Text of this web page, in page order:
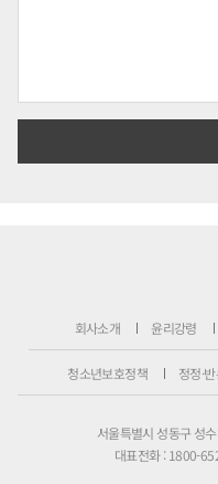
회사소개 윤리강령
청소년보호정책 정정·
서울특별시 성동구 성
대표전화 : 1800-